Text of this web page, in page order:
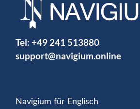
Tel: +49 241 513880
support@navigium.online
Navigium für Englisch